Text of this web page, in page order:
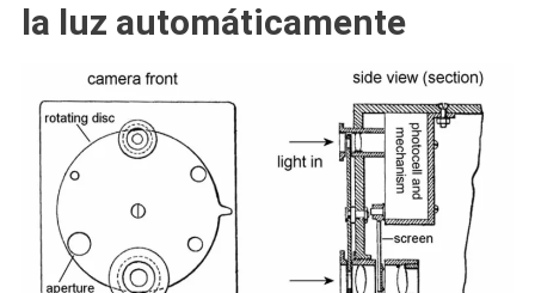
la luz automáticamente